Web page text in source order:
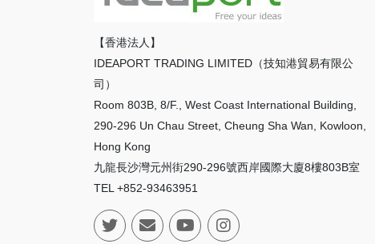
【香港法人】
IDEAPORT TRADING LIMITED（技知港貿易有限公
司）
Room 803B, 8/F., West Coast International Building,
290-296 Un Chau Street, Cheung Sha Wan, Kowloon,
Hong Kong
九龍長沙灣元州街290-296號西岸國際大廈8樓803B室
TEL +852-93463951